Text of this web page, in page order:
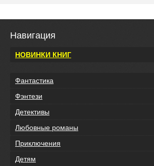
Навигация
НОВИНКИ КНИГ
Фантастика
Фэнтези
Детективы
Любовные романы
Приключения
Детям